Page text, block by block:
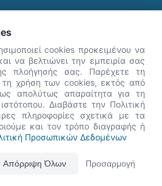
με τις νεότερες εκδόσεις, Google Chrome, Mozilla Firefox,
ήρθες! Είμαι η Νόησις.
μου πώς μπορώ να σε βοηθήσω
cookies προκειμένου να
να βελτιώνει την εμπειρία σας
πλοήγησής σας. Παρέχετε τη
τη χρήση των cookies, εκτός από
απολύτως απαραίτητα για τη
Διαβάστε την Πολιτική
πληροφορίες σχετικά με τα
και τον τρόπο διαγραφής ή
Προσωπικών Δεδομένων
Απόρριψη Όλων Προσαρμογή